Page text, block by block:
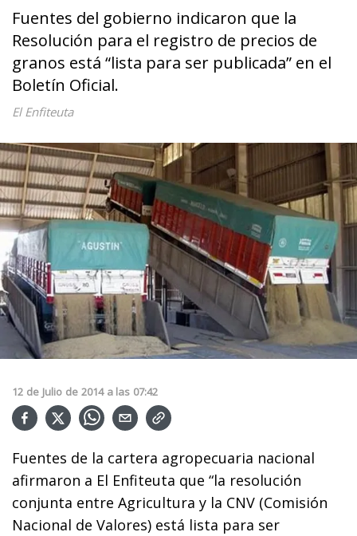
Fuentes del gobierno indicaron que la
Resolución para el registro de precios de
granos está “lista para ser publicada” en el
Boletín Oficial.
El Enfiteuta
12 de Julio de 2014 a las 07:42
Fuentes de la cartera agropecuaria nacional
afirmaron a El Enfiteuta que “la resolución
conjunta entre Agricultura y la CNV (Comisión
Nacional de Valores) está lista para ser